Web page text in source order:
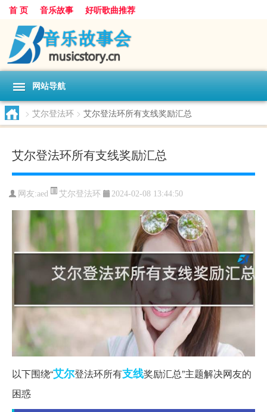
首 页 音乐故事 好听歌曲推荐
网站导航
> 艾尔登法环 > 艾尔登法环所有支线奖励汇总
艾尔登法环所有支线奖励汇总
网友:aed 艾尔登法环 2024-02-08 13:44:50
以下围绕“艾尔登法环所有支线奖励汇总”主题解决网友的
困惑